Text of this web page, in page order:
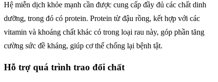
Hệ miễn dịch khỏe mạnh cần được cung cấp đầy đủ các chất dinh
dưỡng, trong đó có protein. Protein từ đậu rồng, kết hợp với các
vitamin và khoáng chất khác có trong loại rau này, góp phần tăng
cường sức đề kháng, giúp cơ thể chống lại bệnh tật.
Hỗ trợ quá trình trao đổi chất